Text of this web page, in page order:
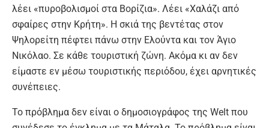
λέει «πυροβολισμοί στα Βορίζια». Λέει «Χαλάζι από
σφαίρες στην Κρήτη». Η σκιά της βεντέτας στον
Ψηλορείτη πέφτει πάνω στην Ελούντα και τον Άγιο
Νικόλαο. Σε κάθε τουριστική ζώνη. Ακόμα κι αν δεν
είμαστε εν μέσω τουριστικής περιόδου, έχει αρνητικές
συνέπειες.
Το πρόβλημα δεν είναι ο δημοσιογράφος της Welt που